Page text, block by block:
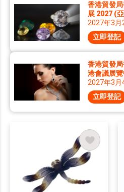
香港貿發
展 2027 (
2027年3月
立即登記
香港貿發
港會議展
2027年3月
立即登記